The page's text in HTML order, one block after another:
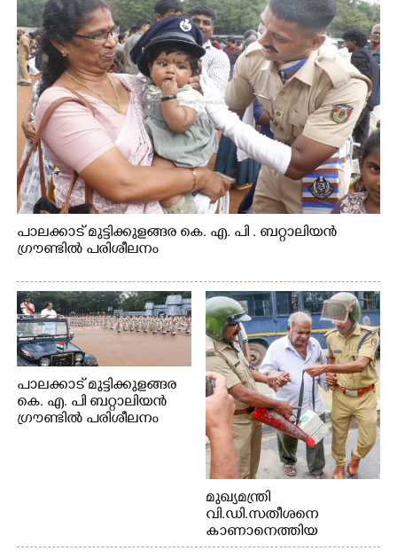
പാലക്കാട് മുട്ടിക്കുളങ്ങര കെ. എ. പി . ബറ്റാലിയൻ
ഗ്രൗണ്ടിൽ പരിശീലനം
പാലക്കാട് മുട്ടിക്കുളങ്ങര
കെ. എ. പി ബറ്റാലിയൻ
ഗ്രൗണ്ടിൽ പരിശീലനം
മുഖ്യമന്ത്രി
വി.ഡി.സതീശനെ
കാണാനെത്തിയ
മോഹനൻ നായർ